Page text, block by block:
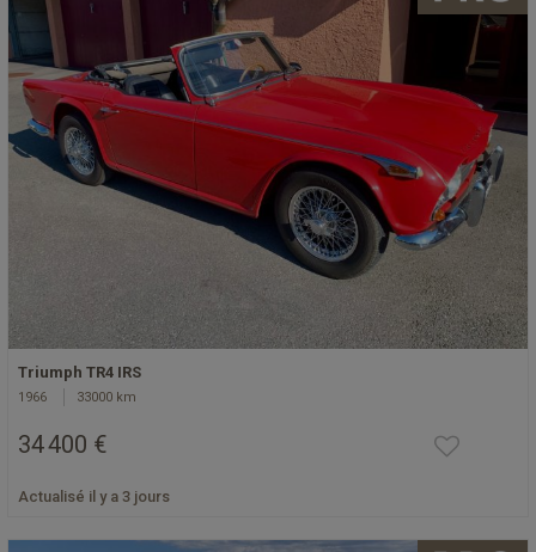
Triumph TR4 IRS
1966 33000 km
34 400 €
Actualisé il y a 3 jours